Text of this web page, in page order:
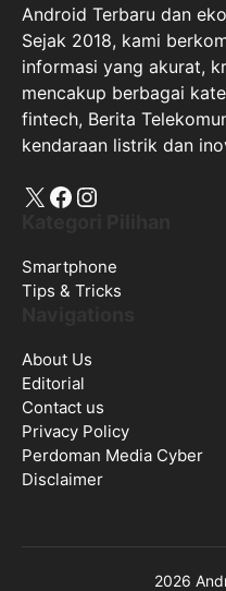
Android Terbaru dan
Sejak 2018, kami
informasi yang akurat,
mencakup berbagai
fintech, Berita
kendaraan listrik dan
X Facebook
Instagram
Smartphone
Tips & Tricks
About Us
Editorial
Contact us
Privacy Policy
Perdoman Media Cyber
Disclaimer
2026